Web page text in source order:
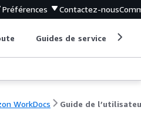
Préférences Contactez-nous
Guides de service
WorkDocs Guide de